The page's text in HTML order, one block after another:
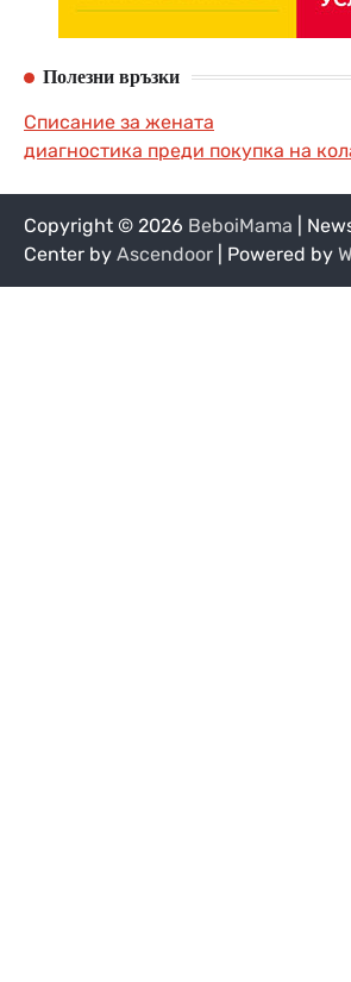
Полезни връзки
Списание за жената
диагностика преди покупка на
Copyright © 2026 BeboiMama |
Center by Ascendoor | Powered by